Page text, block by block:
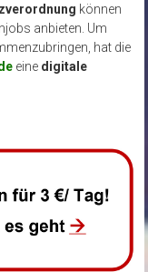
können
anbieten. Um
hat die
eine digitale